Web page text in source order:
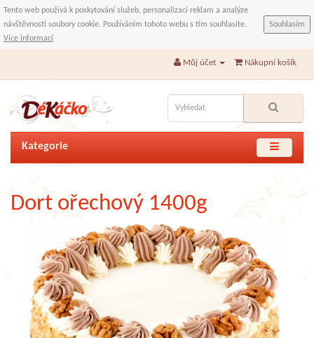
Tento web používá k poskytování služeb, personalizaci reklam a analýze
návštěvnosti soubory cookie. Používáním tohoto webu s tím souhlasíte.
Více informací
Souhlasím
Můj účet Nákupní košík
Kategorie
Dort ořechový 1400g